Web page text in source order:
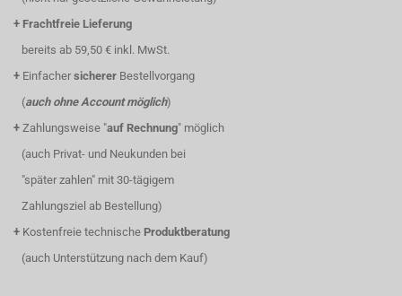
+ Frachtfreie Lieferung
bereits ab 59,50 € inkl. MwSt.
+ Einfacher sicherer Bestellvorgang
(auch ohne Account möglich)
+ Zahlungsweise "auf Rechnung" möglich
(auch Privat- und Neukunden bei
"später zahlen" mit 30-tägigem
Zahlungsziel ab Bestellung)
+ Kostenfreie technische Produktberatung
(auch Unterstützung nach dem Kauf)